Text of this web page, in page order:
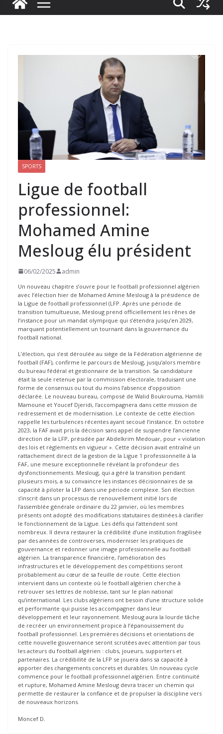
SPORTS
Ligue de football
professionnel:
Mohamed Amine
Mesloug élu président
06/02/2025 admin
Un nouveau chapitre s’ouvre pour le football professionnel algérien
avec l’élection hier de Mohamed Amine Mesloug à la présidence de
la Ligue de football professionnel (LFP. Après une période de
transition tumultueuse, Mesloug prend officiellement les rênes de
l’instance pour un mandat olympique qui s’étendra jusqu’en 2029,
marquant potentiellement un tournant dans la gouvernance du
football national.
L’élection, qui s’est déroulée au siège de la Fédération algérienne de
football (FAF), confirme le parcours de Mesloug, jusqu’alors membre
du bureau fédéral et gestionnaire de la transition. Sa candidature
était la seule retenue par la commission électorale, traduisant une
forme de consensus ou tout du moins l’absence d’opposition
déclarée. Le nouveau bureau, composé de Walid Boukrouma, Hamlili
Mamoune et Youcef Djeridi, l’accompagnera dans cette mission de
redressement et de modernisation. Le contexte de cette élection
rappelle les turbulences récentes ayant secoué l’instance. En octobre
2023, la FAF avait pris la décision sans appel de suspendre l’ancienne
direction de la LFP, présidée par Abdelkrim Medouar, pour « violation
des lois et règlements en vigueur ». Cette décision avait entraîné un
rattachement direct de la gestion de la Ligue 1 professionnelle à la
FAF, une mesure exceptionnelle révélant la profondeur des
dysfonctionnements. Mesloug, qui a géré la transition pendant
plusieurs mois, a su convaincre les instances décisionnaires de sa
capacité à piloter la LFP dans une période complexe. Son élection
s’inscrit dans un processus de renouvellement initié lors de
l’assemblée générale ordinaire du 22 janvier, où les membres
présents ont adopté des modifications statutaires destinées à clarifier
le fonctionnement de la Ligue. Les défis qui l’attendent sont
nombreux. Il devra restaurer la crédibilité d’une institution fragilisée
par des années de controverses, moderniser les pratiques de
gouvernance et redonner une image professionnelle au football
algérien. La transparence financière, l’amélioration des
infrastructures et le développement des compétitions seront
probablement au cœur de sa feuille de route. Cette élection
intervient dans un contexte où le football algérien cherche à
retrouver ses lettres de noblesse, tant sur le plan national
qu’international. Les clubs algériens ont besoin d’une structure solide
et performante qui puisse les accompagner dans leur
développement et leur rayonnement. Mesloug aura la lourde tâche
de recréer un environnement propice à l’épanouissement du
football professionnel. Les premières décisions et orientations de
cette nouvelle gouvernance seront scrutées avec attention par tous
les acteurs du football algérien : clubs, joueurs, supporters et
partenaires. La crédibilité de la LFP se jouera dans sa capacité à
apporter des changements concrets et durables. Un nouveau cycle
commence pour le football professionnel algérien. Entre continuité
et rupture, Mohamed Amine Mesloug devra tracer un chemin qui
permette de restaurer la confiance et de propulser la discipline vers
de nouveaux horizons.
Moncef D.